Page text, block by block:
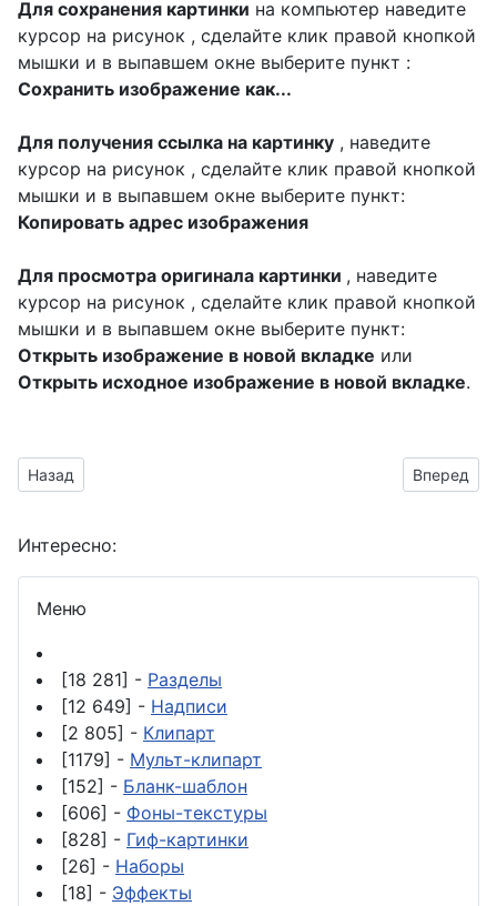
Для сохранения картинки на компьютер наведите
курсор на рисунок , сделайте клик правой кнопкой
мышки и в выпавшем окне выберите пункт :
Сохранить изображение как...
Для получения ссылка на картинку , наведите
курсор на рисунок , сделайте клик правой кнопкой
мышки и в выпавшем окне выберите пункт:
Копировать адрес изображения
Для просмотра оригинала картинки , наведите
курсор на рисунок , сделайте клик правой кнопкой
мышки и в выпавшем окне выберите пункт:
Открыть изображение в новой вкладке или
Открыть исходное изображение в новой вкладке.
Предыдущий материал: оформить плакат к празднику 18 лет
Назад Вперед
Интересно:
Меню
[18 281] - Разделы
[12 649] - Надписи
[2 805] - Клипарт
[1179] - Мульт-клипарт
[152] - Бланк-шаблон
[606] - Фоны-текстуры
[828] - Гиф-картинки
[26] - Наборы
[18] - Эффекты